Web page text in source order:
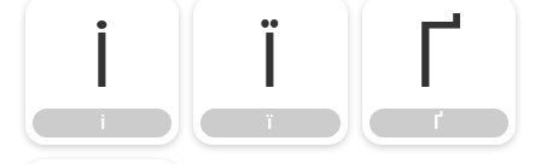
і
і
ї
ї
Ґ
Ґ